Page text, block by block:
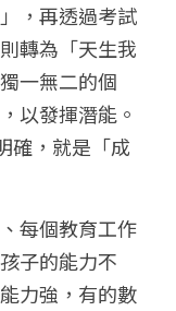
，再透過考試
轉為「天生我
一無二的個
以發揮潛能。
確，就是「成
每個教育工作
子的能力不
力強，有的數